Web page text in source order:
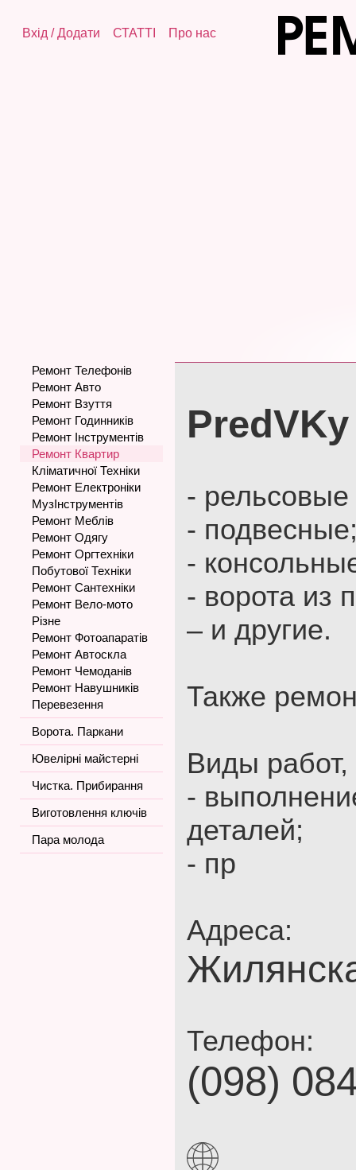
Вхід /Додати СТАТТІ Про нас
Ремонт Телефонів
Ремонт Авто
Ремонт Взуття
Ремонт Годинників
Ремонт Інструментів
Ремонт Квартир
Кліматичної Техніки
Ремонт Електроніки
МузІнструментів
Ремонт Меблів
Ремонт Одягу
Ремонт Оргтехніки
Побутової Техніки
Ремонт Сантехніки
Ремонт Вело-мото
Різне
Ремонт Фотоапаратів
Ремонт Автоскла
Ремонт Чемоданів
Ремонт Навушників
Перевезення
Ворота. Паркани
Ювелірні майстерні
Чистка. Прибирання
Виготовлення ключів
Пара молода
PredVKy
- рельсовые
-
-
- ворота из
– и другие.
Также
Виды
-
деталей;
- пр
Адреса:
Телефон:
(098)